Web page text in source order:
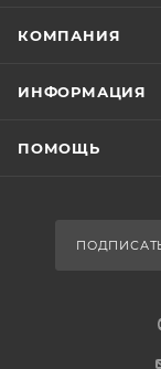
КОМПАНИЯ
ИНФОРМАЦИЯ
ПОМОЩЬ